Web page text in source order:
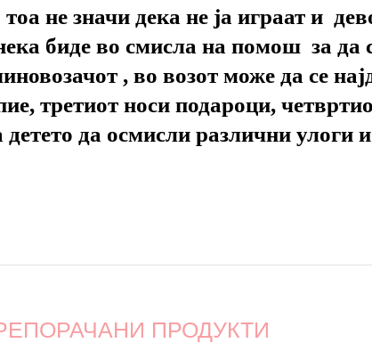
не значи дека не ја играат и
биде во смисла на помош за да
, во возот може да се
третиот носи подароци,
да осмисли различни улоги и
ПРОДУКТИ